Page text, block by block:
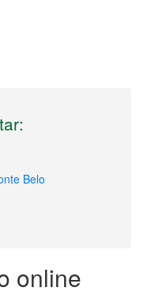
Belo
online